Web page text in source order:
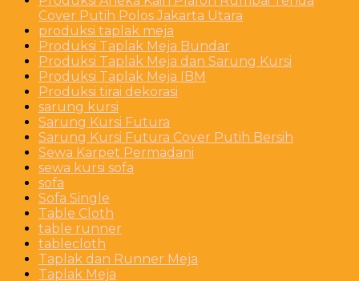
Cover Putih Polos Jakarta Utara
produksi taplak meja
Produksi Taplak Meja Bundar
Produksi Taplak Meja dan Sarung Kursi
Produksi Taplak Meja IBM
Produksi tirai dekorasi
sarung kursi
Sarung Kursi Futura
Sarung Kursi Futura Cover Putih Bersih
Sewa Karpet Permadani
sewa kursi sofa
sofa
Sofa Single
Table Cloth
table runner
tablecloth
Taplak dan Runner Meja
Taplak Meja